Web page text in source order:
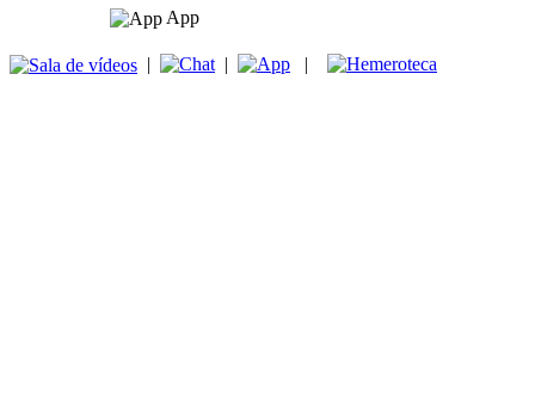
App
| | |